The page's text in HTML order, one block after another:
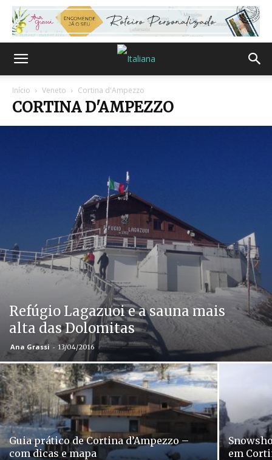
Início Veneto Cortina d'Ampezzo
CORTINA D'AMPEZZO
Refúgio Lagazuoi e a sauna mais
alta das Dolomitas
Ana Grassi - 13/04/2016
Guia prático de Cortina d’Ampezzo –
com dicas e mapa
em